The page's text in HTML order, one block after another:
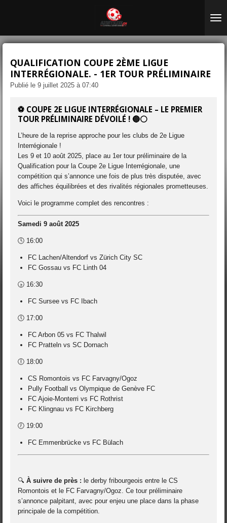
principal
QUALIFICATION COUPE 2ÈME LIGUE
INTERRÉGIONALE. - 1ER TOUR PRÉLIMINAIRE
Publié le 9 juillet 2025 à 07:40
⚽ COUPE 2E LIGUE INTERRÉGIONALE – LE PREMIER
TOUR PRÉLIMINAIRE DÉVOILÉ ! 🔵⚪
L’heure de la reprise approche pour les clubs de 2e Ligue
Interrégionale !
Les 9 et 10 août 2025, place au 1er tour préliminaire de la
Qualification pour la Coupe 2e Ligue Interrégionale, une
compétition qui s’annonce une fois de plus très disputée, avec
des affiches équilibrées et des rivalités régionales prometteuses.
Voici le programme complet des rencontres :
Samedi 9 août 2025
🕓 16:00
FC Lachen/Altendorf vs Zürich City SC
FC Gossau vs FC Linth 04
🕟 16:30
FC Sursee vs FC Ibach
🕔 17:00
FC Arbon 05 vs FC Thalwil
FC Pratteln vs SC Dornach
🕕 18:00
CS Romontois vs FC Farvagny/Ogoz
Pully Football vs Olympique de Genève FC
FC Ajoie-Monterri vs FC Rothrist
FC Klingnau vs FC Kirchberg
🕖 19:00
FC Emmenbrücke vs FC Bülach
🔍 À suivre de près : le derby fribourgeois entre le CS
Romontois et le FC Farvagny/Ogoz. Ce tour préliminaire
s’annonce palpitant, avec pour enjeu une place dans la phase
principale de la compétition.